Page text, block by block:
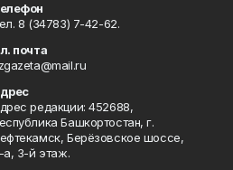
8 (34783) 7-42-62.
почта
редакции: 452688,
Башкортостан, г.
Берёзовское шоссе,
а, 3-й этаж.